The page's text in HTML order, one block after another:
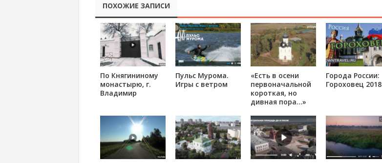
ПОХОЖИЕ ЗАПИСИ
По Княгининому
монастырю, г.
Владимир
Пульс Мурома.
Игры с ветром
«Есть в осени
первоначальной
короткая, но
дивная пора…»
Города России:
Гороховец 2018